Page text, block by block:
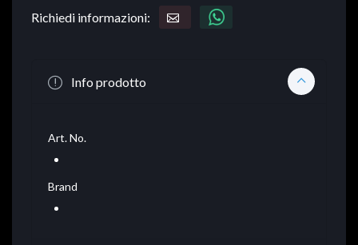
Richiedi informazioni:
Info prodotto
Art. No.
Brand